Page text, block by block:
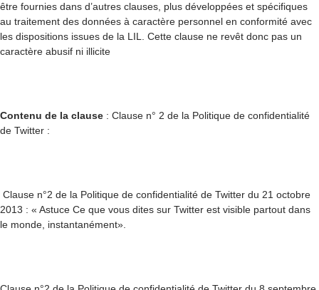
être fournies dans d’autres clauses, plus développées et spécifiques
au traitement des données à caractère personnel en conformité avec
les dispositions issues de la LIL. Cette clause ne revêt donc pas un
caractère abusif ni illicite
Contenu de la clause : Clause n° 2 de la Politique de confidentialité
de Twitter :
Clause n°2 de la Politique de confidentialité de Twitter du 21 octobre
2013 : « Astuce Ce que vous dites sur Twitter est visible partout dans
le monde, instantanément».